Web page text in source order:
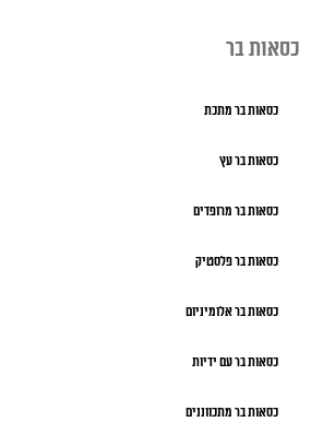
כסאות בר
כסאות בר מתכת
כסאות בר עץ
כסאות בר מרופדים
כסאות בר פלסטיק
כסאות בר אלומיניום
כסאות בר עם ידיות
כסאות בר מתכווננים